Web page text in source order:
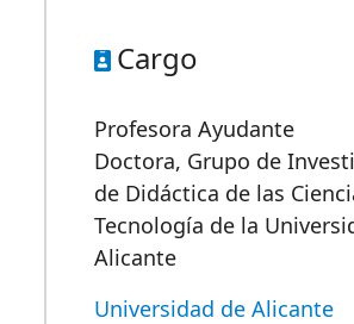
Cargo
Profesora Ayudante
Doctora, Grupo de
de Didáctica de las
Tecnología de la
Alicante
Universidad de Alicante